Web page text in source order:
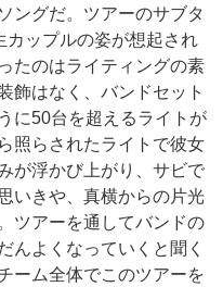
ングだ。ツアーのサブタ
カップルの姿が想起され
たのはライティングの素
飾はなく、バンドセット
に50台を超えるライトが
照らされたライトで彼女
が浮かび上がり、サビで
いきや、真横からの片光
ツアーを通してバンドの
んよくなっていくと聞く
ーム全体でこのツアーを